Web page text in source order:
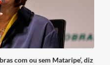
com ou sem Mataripe’, diz